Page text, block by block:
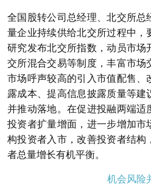
全国股转公司总经理、北交所
量企业持续供给北交所过程中，
研究发布北交所指数，动员市
交所混合交易等制度，丰富市
市场呼声较高的引入市值配售
露成本、提高信息披露质量等
并推动落地。在促进投融两端
投资者扩量增面，进一步增加
构投资者入市，改善投资者结
者总量增长有机平衡。
机会风险